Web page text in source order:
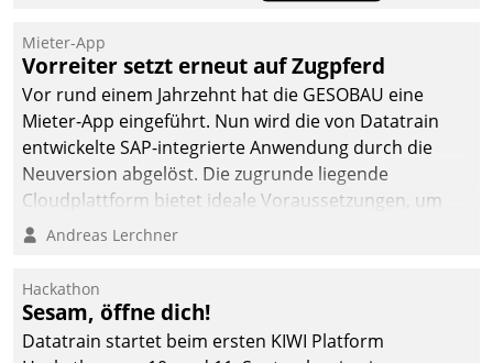
Die monatlichen
Mitteilungen zum
Heizungs- und
Wasserverbrauch gehen
automatisiert, vollständig
und auf Wunsch über
mehrere zuvor
Kommunikationswege bei
Mieter-App
Vorreiter setzt erneut auf Zugpferd
Vor rund einem Jahrzehnt hat die GESOBAU eine
Mieter-App eingeführt. Nun wird die von Datatrain
entwickelte SAP-integrierte Anwendung durch die
Neuversion abgelöst. Die zugrunde liegende
Cloudplattform bietet ideale Voraussetzungen, um
die Funktionalität der App zu erweitern und weitere
integrieren.
Andreas Lerchner
Hackathon
Sesam, öffne dich!
Datatrain startet beim ersten KIWI Platform